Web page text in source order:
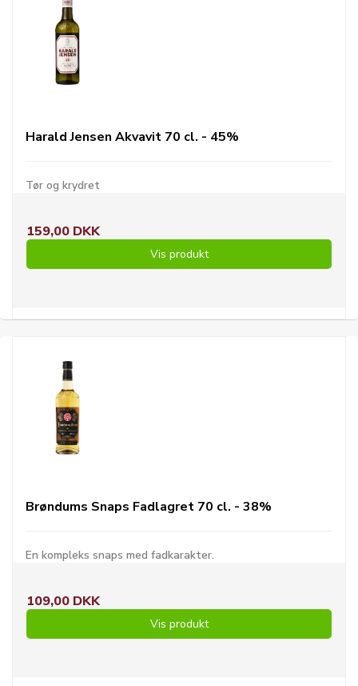
Harald Jensen Akvavit 70 cl. - 45%
Tør og krydret
159,00 DKK
Vis produkt
Brøndums Snaps Fadlagret 70 cl. - 38%
En kompleks snaps med fadkarakter.
109,00 DKK
Vis produkt